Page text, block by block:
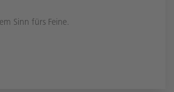
Sinn fürs Feine.